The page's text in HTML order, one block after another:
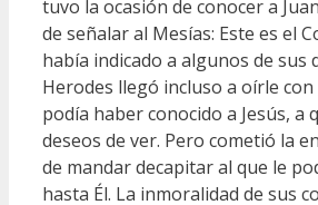
tuvo la ocasión de conocer a
de señalar al Mesías: Este es el
había indicado a algunos de sus
Herodes llegó incluso a oírle
podía haber conocido a Jesús, a
deseos de ver. Pero cometió la
de mandar decapitar al que le
hasta Él. La inmoralidad de sus